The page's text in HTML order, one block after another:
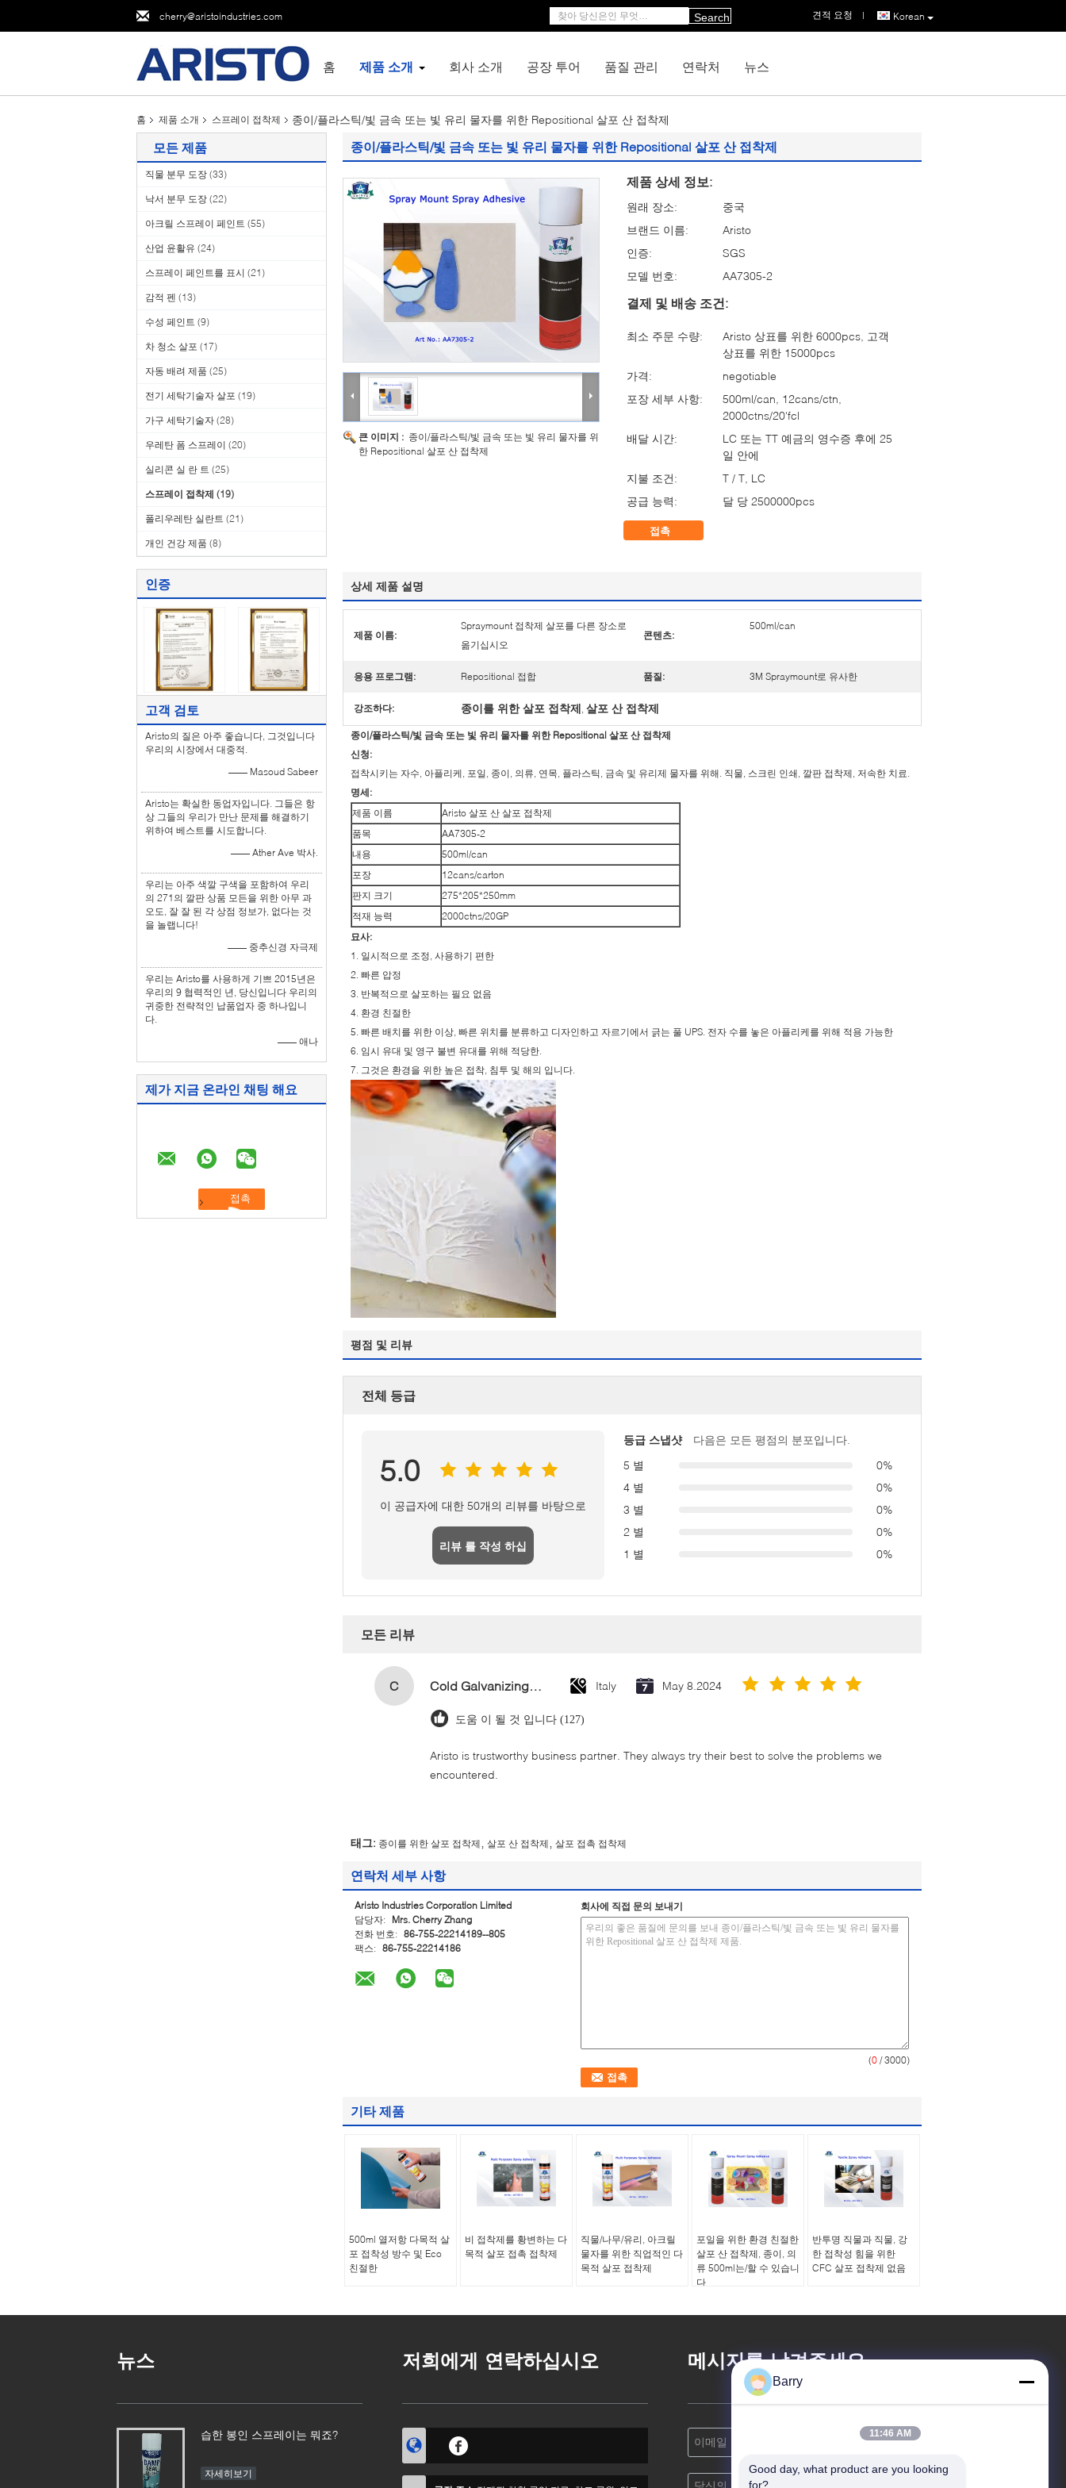
cherry@aristoindustries.com Korean
견적 요청 |
Search
홈 제품 소개 회사 소개 공장 투어 품질 관리 연락처 뉴스
홈 제품 소개 스프레이 접착제 종이/플라스틱/빛 금속 또는 빛 유리 물자를 위한 Repositional 살포 산 접착제
모든 제품
직물 분무 도장 (33)
낙서 분무 도장 (22)
아크릴 스프레이 페인트 (55)
산업 윤활유 (24)
스프레이 페인트를 표시 (21)
감적 펜 (13)
수성 페인트 (9)
차 청소 살포 (17)
자동 배려 제품 (25)
전기 세탁기술자 살포 (19)
가구 세탁기술자 (28)
우레탄 폼 스프레이 (20)
실리콘 실 란 트 (25)
스프레이 접착제 (19)
폴리우레탄 실란트 (21)
개인 건강 제품 (8)
인증
고객 검토
Aristo의 질은 아주 좋습니다, 그것입니다
우리의 시장에서 대중적.
—— Masoud Sabeer
Aristo는 확실한 동업자입니다. 그들은 항
상 그들의 우리가 만난 문제를 해결하기
위하여 베스트를 시도합니다.
—— Ather Ave 박사.
우리는 아주 색깔 구색을 포함하여 우리
의 271의 깔판 상품 모든을 위한 아무 과
오도, 잘 잘 된 각 상점 정보가, 없다는 것
을 놀랩니다!
—— 중추신경 자극제
우리는 Aristo를 사용하게 기쁘 2015년은
우리의 9 협력적인 년, 당신입니다 우리의
귀중한 전략적인 납품업자 중 하나입니
다.
—— 애나
제가 지금 온라인 채팅 해요
종이/플라스틱/빛 금속 또는 빛 유리 물자를 위한 Repositional 살포 산 접착제
큰 이미지 : 종이/플라스틱/빛 금속 또는 빛 유리 물자를 위
한 Repositional 살포 산 접착제
제품 상세 정보:
원래 장소:
중국
브랜드 이름:
Aristo
인증:
SGS
모델 번호:
AA7305-2
결제 및 배송 조건:
최소 주문 수량:
Aristo 상표를 위한 6000pcs, 고객
상표를 위한 15000pcs
가격:
negotiable
포장 세부 사항:
500ml/can, 12cans/ctn,
2000ctns/20'fcl
배달 시간:
LC 또는 TT 예금의 영수증 후에 25
일 안에
지불 조건:
T / T, LC
공급 능력:
달 당 2500000pcs
접촉
상세 제품 설명
제품 이름:
Spraymount 접착제 살포를 다른 장소로
옮기십시오
콘텐츠:
500ml/can
응용 프로그램: Repositional 접합 품질: 3M Spraymount로 유사한
강조하다: 종이를 위한 살포 접착제, 살포 산 접착제
종이/플라스틱/빛 금속 또는 빛 유리 물자를 위한 Repositional 살포 산 접착제
신청:
접착시키는 자수, 아플리케, 포일, 종이, 의류, 연목, 플라스틱, 금속 및 유리제 물자를 위해. 직물, 스크린 인쇄, 깔판 접착제, 저속한 치료.
명세:
제품 이름
Aristo 살포 산 살포 접착제
품목
AA7305-2
내용
500ml/can
포장
12cans/carton
판지 크기
275*205*250mm
적재 능력
2000ctns/20GP
묘사:
1. 일시적으로 조정, 사용하기 편한
2. 빠른 압정
3. 반복적으로 살포하는 필요 없음
4. 환경 친절한
5. 빠른 배치를 위한 이상, 빠른 위치를 분류하고 디자인하고 자르기에서 긁는 풀 UPS. 전자 수를 놓은 아플리케를 위해 적용 가능한
6. 임시 유대 및 영구 불변 유대를 위해 적당한.
7. 그것은 환경을 위한 높은 접착, 침투 및 해의 입니다.
평점 및 리뷰
전체 등급
5.0
이 공급자에 대한 50개의 리뷰를 바탕으로
리뷰 를 작성 하십
등급 스냅샷
다음은 모든 평점의 분포입니다.
5 별
0%
4 별
0%
3 별
0%
2 별
0%
1 별
0%
모든 리뷰
C Cold Galvanizing Zinc Spray Paint 400ml Italy May 8.2024
도움 이 될 것 입니다 (127)
Aristo is trustworthy business partner. They always try their best to solve the problems we
encountered.
태그: 종이를 위한 살포 접착제 살포 산 접착제 살포 접촉 접착제
연락처 세부 사항
Aristo Industries Corporation Limited
담당자:
Mrs. Cherry Zhang
전화 번호: 86-755-22214189--805
팩스: 86-755-22214186
회사에 직접 문의 보내기
(0 / 3000)
기타 제품
500ml 열저항 다목적 살
포 접착성 방수 및 Eco
친절한
비 접착제를 황변하는 다
목적 살포 접촉 접착제
직물/나무/유리, 아크릴
물자를 위한 직업적인 다
목적 살포 접착제
포일을 위한 환경 친절한
살포 산 접착제, 종이, 의
류 500ml는/할 수 있습니
다
반투명 직물과 직물, 강
한 접착성 힘을 위한
CFC 살포 접착제 없음
뉴스
습한 봉인 스프레이는 뭐죠?
자세히보기
저희에게 연락하십시오 메시지를 남겨주세요
Barry
11:46 AM
Good day, what product are you looking
for?